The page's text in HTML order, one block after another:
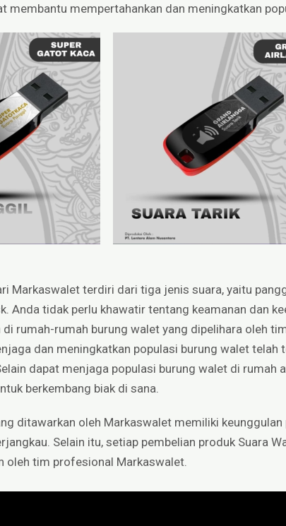
membantu mempertahankan dan meningkatkan
Markaswalet terdiri dari tiga jenis suara, yaitu
Anda tidak perlu khawatir tentang keamanan dan
rumah-rumah burung walet yang dipelihara oleh
dan meningkatkan populasi burung walet
dapat menjaga populasi burung walet di rumah
berkembang biak di sana.
ditawarkan oleh Markaswalet memiliki
Selain itu, setiap pembelian produk Suara
oleh tim profesional Markaswalet.